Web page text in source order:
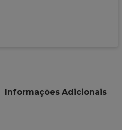
Informações Adicionais